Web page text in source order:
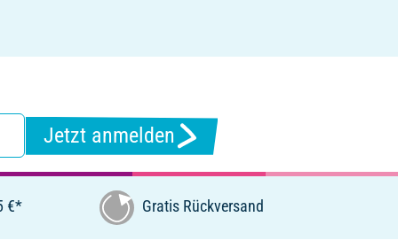
Jetzt anmelden
€* Gratis Rückversand